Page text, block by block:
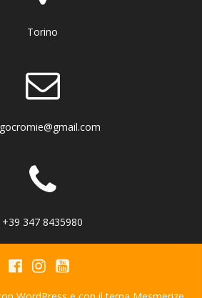
Torino
+39 347 8435980